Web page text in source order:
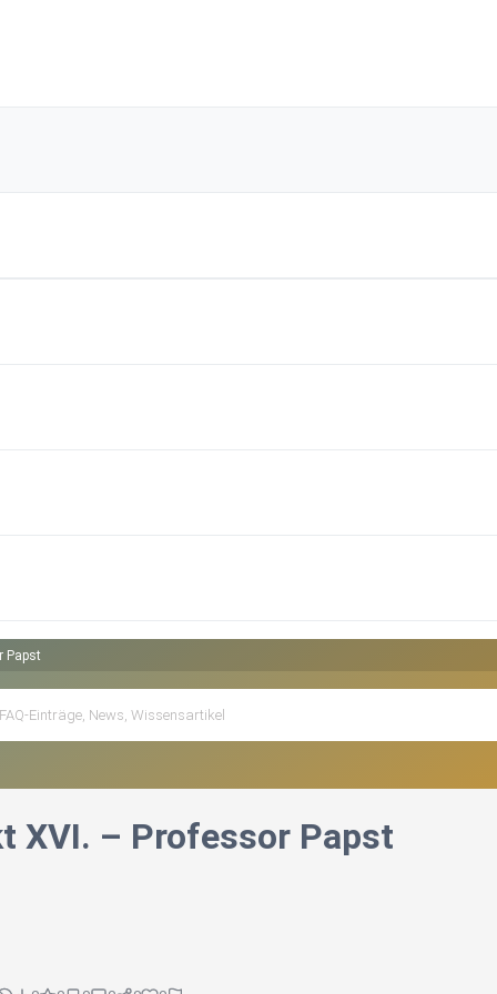
Papst
XVI. – Professor Papst